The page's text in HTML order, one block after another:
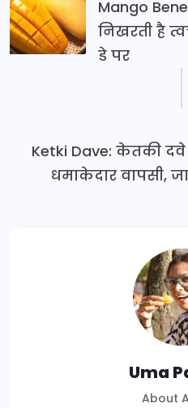
Mango
निखरती है
डे पर
Ketki Dave: केतकी दवे
धमाकेदार वापसी,
Uma
About